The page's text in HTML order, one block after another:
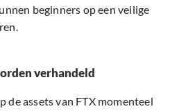
beginners op een veilige
verhandeld
de assets van FTX momenteel